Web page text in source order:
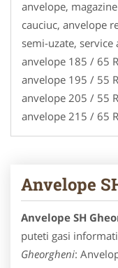
anvelope,
cauciuc, anvelope
semi-uzate,
anvelope 185 / 65
anvelope 195 / 55
anvelope 205 / 55
anvelope 215 / 65
Anvelope
Anvelope SH
puteti gasi
Gheorgheni: